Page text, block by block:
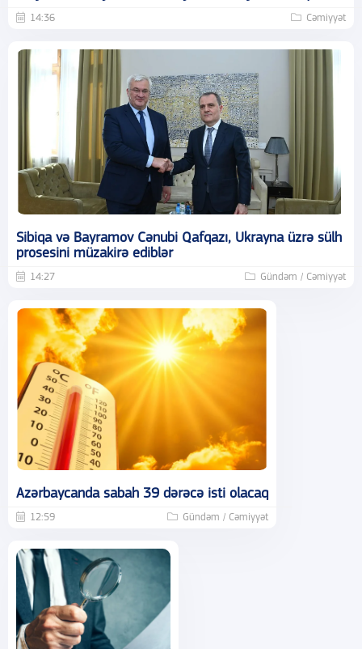
14:36 Cəmiyyət
Sibiqa və Bayramov Cənubi Qafqazı, Ukrayna üzrə sülh
prosesini müzakirə ediblər
14:27 Gündəm / Cəmiyyət
Azərbaycanda sabah 39 dərəcə isti olacaq
12:59 Gündəm / Cəmiyyət